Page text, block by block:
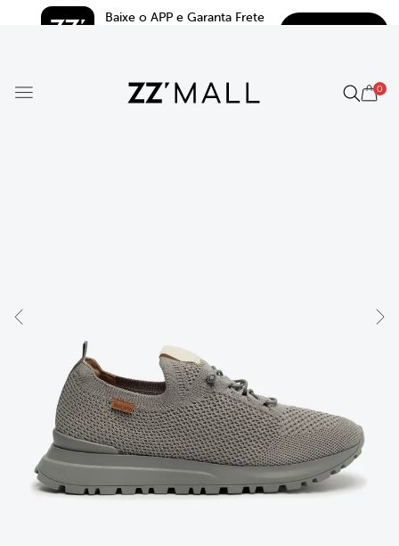
Baixe o APP e Garanta Frete
0